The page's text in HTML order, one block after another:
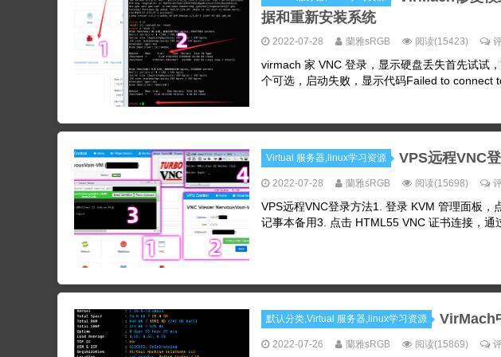
据和重新安装系统
2022-07-28 蘭雅sRGB 阅读(15423)
virmach 家 VNC 登录，显示硬盘丢失首先试试
个可选，启动失败，显示代码Failed to connect
Virtual 服务器,linux学习资源 VPS远程VNC
2022-07-28 蘭雅sRGB 阅读(15698)
VPS远程VNC登录方法1. 登录 KVM 管理面板，
记事本备用3. 点击 HTML55 VNC 证书连接，通
默认分类,Virtual 服务器,linux学习资源 VirMach
2022-07-26 蘭雅sRGB 阅读(15869)